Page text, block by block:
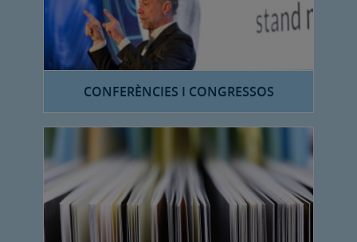
CONFERÈNCIES I CONGRESSOS